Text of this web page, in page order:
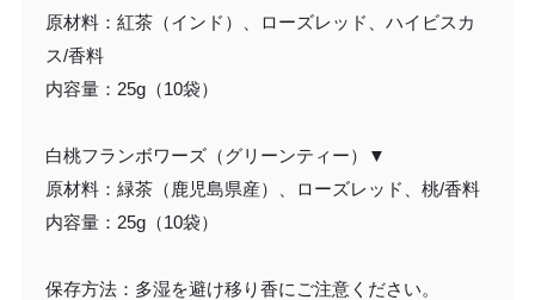
原材料：紅茶（インド）、ローズレッド、ハイビスカ
ス/香料
内容量：25g（10袋）
白桃フランボワーズ（グリーンティー）▼
原材料：緑茶（鹿児島県産）、ローズレッド、桃/香料
内容量：25g（10袋）
保存方法：多湿を避け移り香にご注意ください。